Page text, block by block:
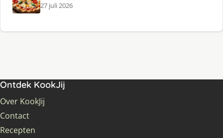
27 juli 2026
Ontdek KookJij
Over KookJij
Contact
Recepten